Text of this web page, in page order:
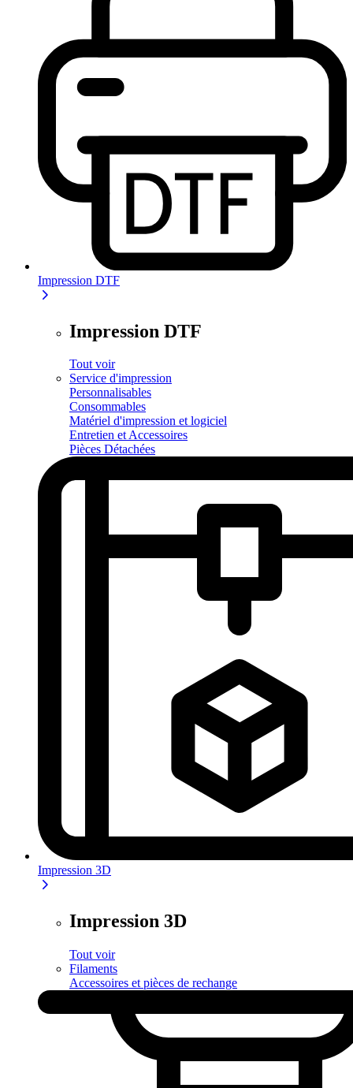
Impression DTF
Impression DTF
Tout voir
Service d'impression
Personnalisables
Consommables
Matériel d'impression et logiciel
Entretien et Accessoires
Pièces Détachées
Impression 3D
Impression 3D
Tout voir
Filaments
Accessoires et pièces de rechange